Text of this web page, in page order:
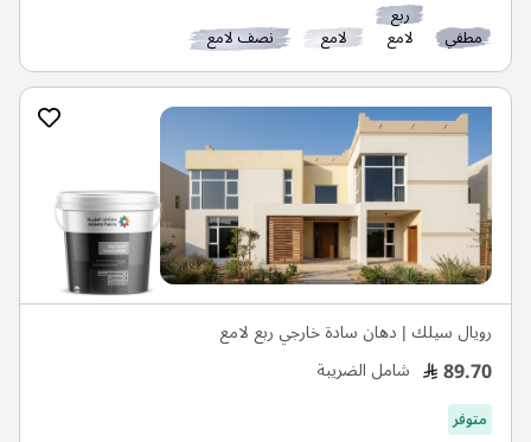
مطفي
ربع
لامع لامع نصف لامع
رويال سيلك | دهان سادة خارجي ربع لامع
89.70 شامل الضريبة
متوفر